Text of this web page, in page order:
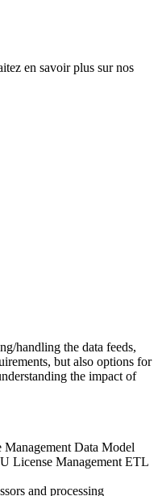
en savoir plus sur nos
handling the data feeds,
but also options for
the impact of
Data Model
License Management ETL
and processing